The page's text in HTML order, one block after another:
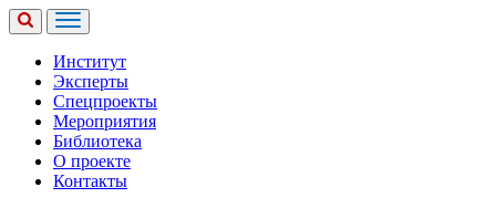
Институт
Эксперты
Спецпроекты
Мероприятия
Библиотека
О проекте
Контакты